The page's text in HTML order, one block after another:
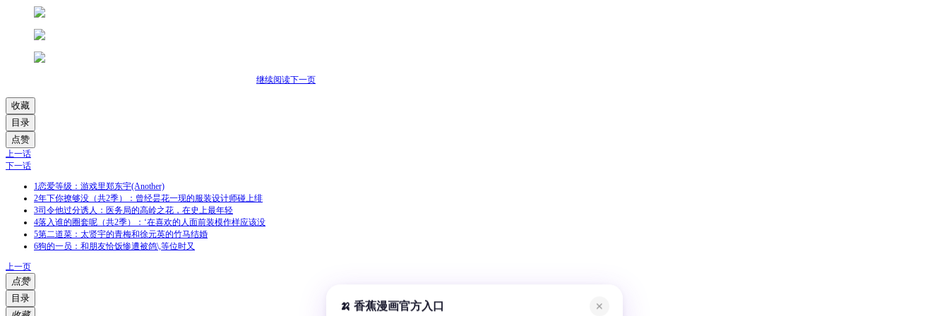
继续阅读下一页
收藏
目录
点赞
上一话
下一话
1恋爱等级：游戏里郑东宇(Another)
2年下你撩够没（共2季）：曾经昙花一现的服装设计师碰上绯
3司令他过分诱人：医务局的高岭之花，在史上最年轻
4落入谁的圈套呢（共2季）：‘在喜欢的人面前装模作样应该没
5第二道菜：太贤宇的青梅和徐元英的竹马结婚
6狗的一员：和朋友恰饭惨遭被鸽\,等位时又
上一页
点赞
目录
🍌 香蕉漫画官方入口 ✕